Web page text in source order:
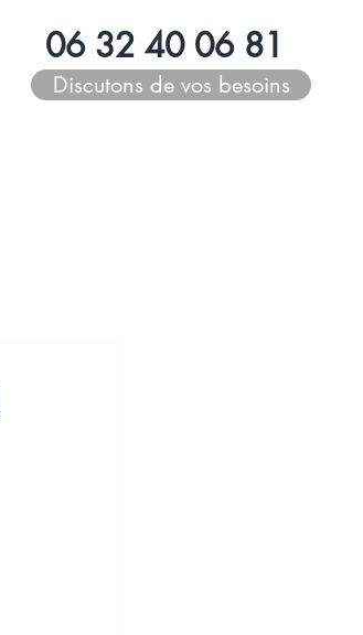
06 32 40 06 81
Discutons de vos besoins